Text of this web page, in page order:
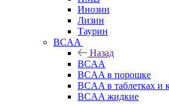
Инозин
Лизин
Таурин
BCAA
Назад
BCAA
BCAA в порошке
BCAA в таблетках и
BCAA жидкие